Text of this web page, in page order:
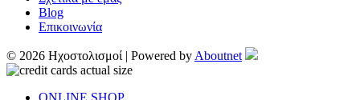
Blog
Επικοινωνία
© 2026 Ηχοστολισμοί | Powered by Aboutnet
ONLINE SHOP